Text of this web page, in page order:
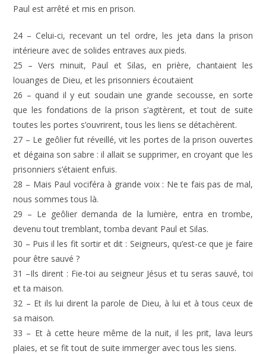
Paul est arrêté et mis en prison.
24 – Celui-ci, recevant un tel ordre, les jeta dans la prison
intérieure avec de solides entraves aux pieds.
25 – Vers minuit, Paul et Silas, en prière, chantaient les
louanges de Dieu, et les prisonniers écoutaient
26 – quand il y eut soudain une grande secousse, en sorte
que les fondations de la prison s’agitèrent, et tout de suite
toutes les portes s’ouvrirent, tous les liens se détachèrent.
27 – Le geôlier fut réveillé, vit les portes de la prison ouvertes
et dégaina son sabre : il allait se supprimer, en croyant que les
prisonniers s’étaient enfuis.
28 – Mais Paul vociféra à grande voix : Ne te fais pas de mal,
nous sommes tous là.
29 – Le geôlier demanda de la lumière, entra en trombe,
devenu tout tremblant, tomba devant Paul et Silas.
30 – Puis il les fit sortir et dit : Seigneurs, qu’est-ce que je faire
pour être sauvé ?
31 –Ils dirent : Fie-toi au seigneur Jésus et tu seras sauvé, toi
et ta maison.
32 – Et ils lui dirent la parole de Dieu, à lui et à tous ceux de
sa maison.
33 – Et à cette heure même de la nuit, il les prit, lava leurs
plaies, et se fit tout de suite immerger avec tous les siens.